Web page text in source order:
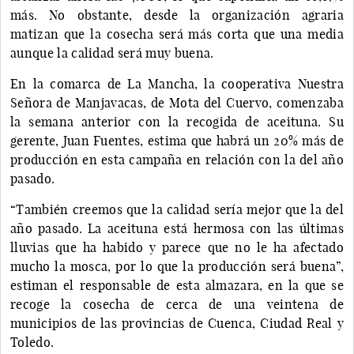
más. No obstante, desde la organización agraria
matizan que la cosecha será más corta que una media
aunque la calidad será muy buena.
En la comarca de La Mancha, la cooperativa Nuestra
Señora de Manjavacas, de Mota del Cuervo, comenzaba
la semana anterior con la recogida de aceituna. Su
gerente, Juan Fuentes, estima que habrá un 20% más de
producción en esta campaña en relación con la del año
pasado.
“También creemos que la calidad sería mejor que la del
año pasado. La aceituna está hermosa con las últimas
lluvias que ha habido y parece que no le ha afectado
mucho la mosca, por lo que la producción será buena”,
estiman el responsable de esta almazara, en la que se
recoge la cosecha de cerca de una veintena de
municipios de las provincias de Cuenca, Ciudad Real y
Toledo.